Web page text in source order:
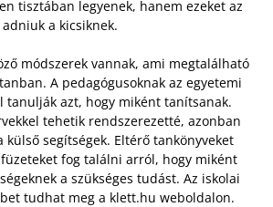
tisztában legyenek, hanem ezeket az
a kicsiknek.
módszerek vannak, ami megtalálható
A pedagógusoknak az egyetemi
tanulják azt, hogy miként tanítsanak.
tehetik rendszerezetté, azonban
segítségek. Eltérő tankönyveket
fog találni arról, hogy miként
a szükséges tudást. Az iskolai
tudhat meg a klett.hu weboldalon.